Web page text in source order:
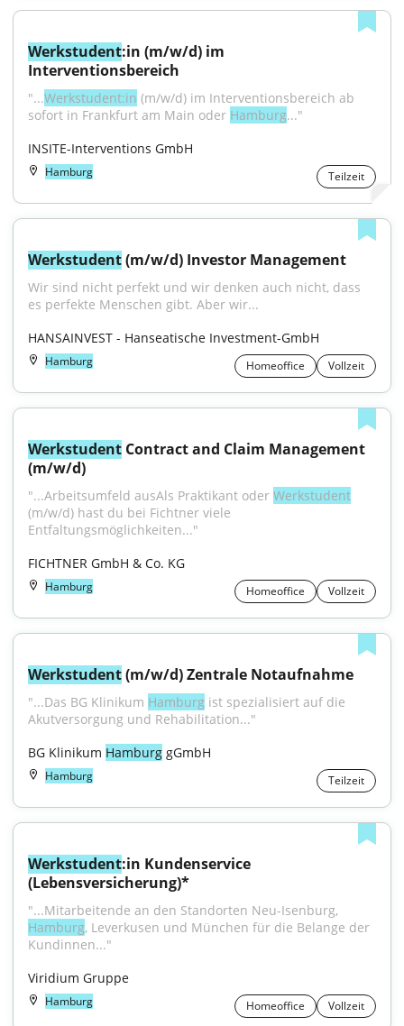
Werkstudent:in (m/w/d) im
Interventionsbereich
"...Werkstudent:in (m/w/d) im Interventionsbereich ab
sofort in Frankfurt am Main oder Hamburg..."
INSITE-Interventions GmbH
Hamburg Teilzeit
Werkstudent (m/w/d) Investor Management
Wir sind nicht perfekt und wir denken auch nicht, dass
es perfekte Menschen gibt. Aber wir...
HANSAINVEST - Hanseatische Investment-GmbH
Hamburg Homeoffice Vollzeit
Werkstudent Contract and Claim Management
(m/w/d)
"...Arbeitsumfeld ausAls Praktikant oder Werkstudent
(m/w/d) hast du bei Fichtner viele
Entfaltungsmöglichkeiten..."
FICHTNER GmbH & Co. KG
Hamburg Homeoffice Vollzeit
Werkstudent (m/w/d) Zentrale Notaufnahme
"...Das BG Klinikum Hamburg ist spezialisiert auf die
Akutversorgung und Rehabilitation..."
BG Klinikum Hamburg gGmbH
Hamburg Teilzeit
Werkstudent:in Kundenservice
(Lebensversicherung)*
Hamburg, Leverkusen und München für die Belange der
Kundinnen..."
Viridium Gruppe
Hamburg Homeoffice Vollzeit